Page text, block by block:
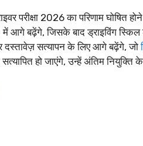
परीक्षा 2026 का परिणाम घोषित
में आगे बढ़ेंगे, जिसके बाद ड्राइविंग
दस्तावेज़ सत्यापन के लिए आगे बढ़ेंगे, जो
हो जाएंगे, उन्हें अंतिम नियुक्ति के